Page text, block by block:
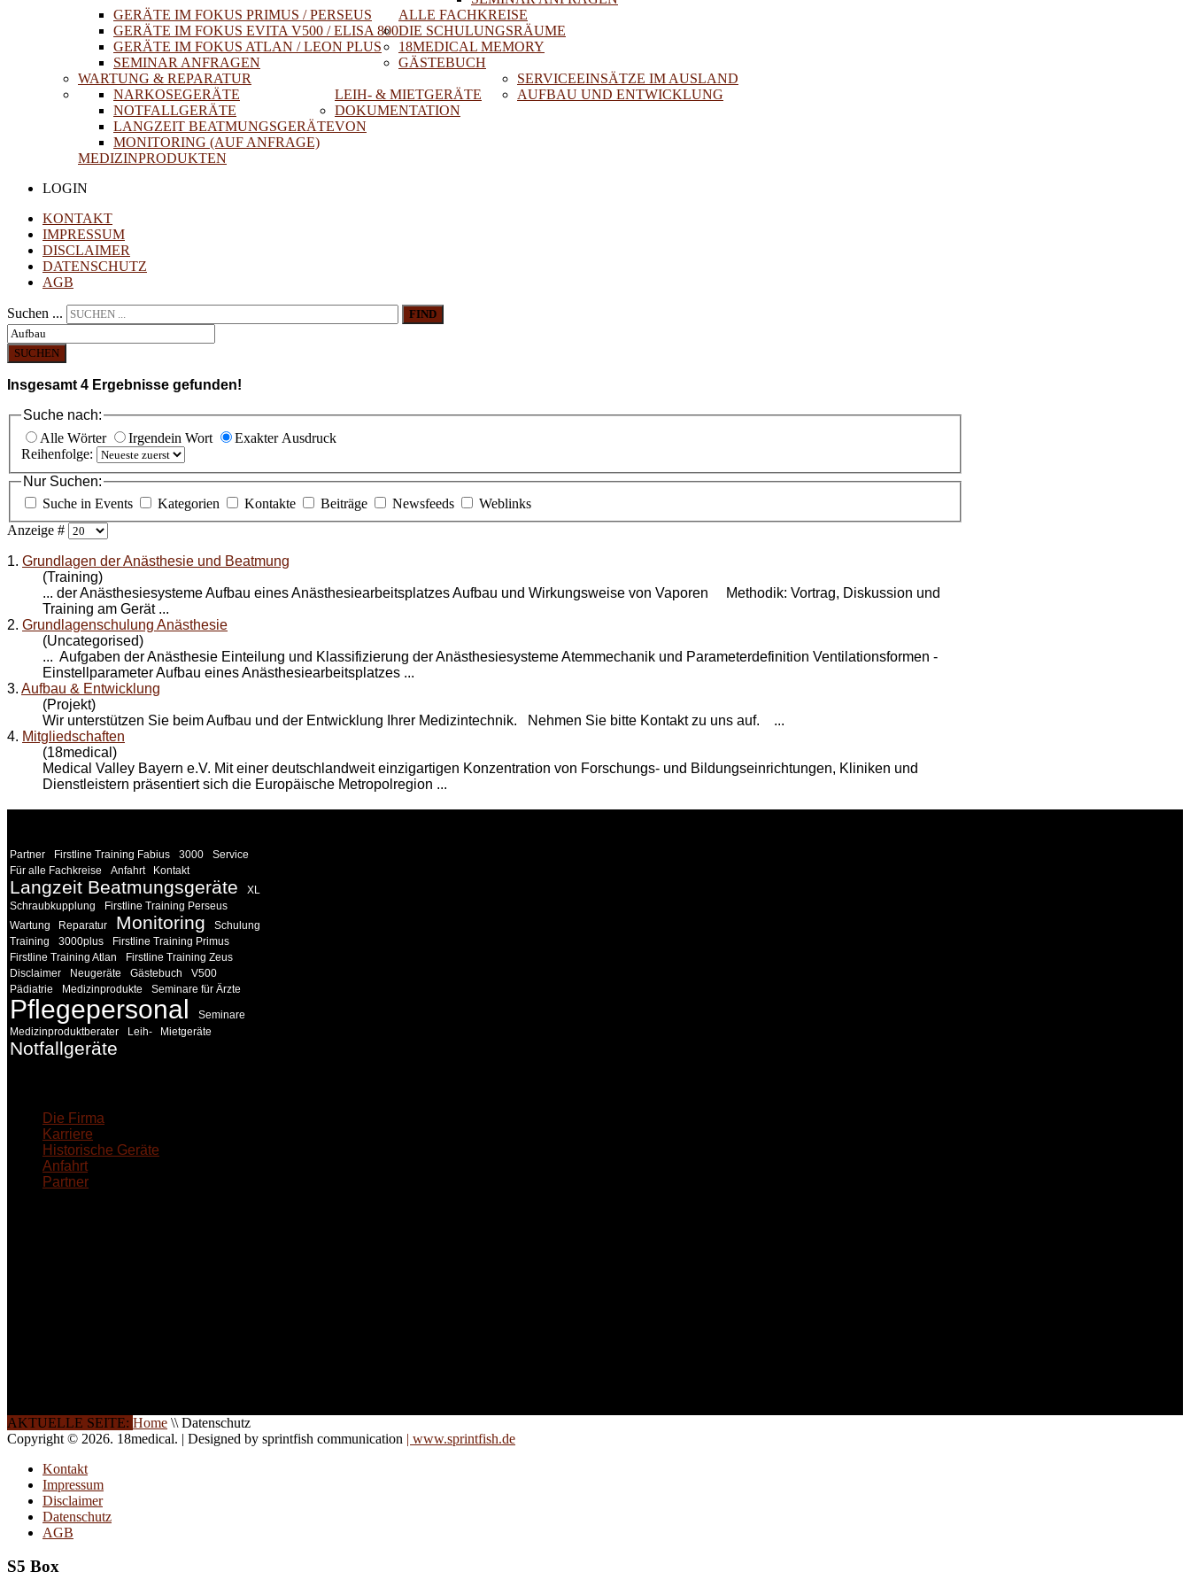
ALLE FACHKREISE
GERÄTE IM FOKUS PRIMUS / PERSEUS
GERÄTE IM FOKUS EVITA V500 / ELISA 800
GERÄTE IM FOKUS ATLAN / LEON PLUS
SEMINAR ANFRAGEN
DIE SCHULUNGSRÄUME
18MEDICAL MEMORY
GÄSTEBUCH
WARTUNG & REPARATUR
LEIH- & MIETGERÄTE
NARKOSEGERÄTE
NOTFALLGERÄTE
LANGZEIT BEATMUNGSGERÄTE
MONITORING (AUF ANFRAGE)
DOKUMENTATION
VON
MEDIZINPRODUKTEN
SERVICEEINSÄTZE IM AUSLAND
AUFBAU UND ENTWICKLUNG
LOGIN
KONTAKT
IMPRESSUM
DISCLAIMER
DATENSCHUTZ
AGB
Suchen ... FIND
SUCHEN
Insgesamt 4 Ergebnisse gefunden!
Suche nach:
Alle Wörter
Irgendein Wort
Exakter Ausdruck
Reihenfolge:
Nur Suchen:
Suche in Events
Kategorien Kontakte Beiträge Newsfeeds
Weblinks
Anzeige #
1. Grundlagen der Anästhesie und Beatmung
(Training)
... der AnästhesiesystemeAufbau eines Anästhesiearbeitsplatzes Aufbau und Wirkungsweise von Vaporen Methodik: Vortrag, Diskussion und
Training am Gerät ...
2. Grundlagenschulung Anästhesie
(Uncategorised)
... Aufgaben der Anästhesie Einteilung und Klassifizierung der Anästhesiesysteme Atemmechanik und Parameterdefinition Ventilationsformen -
EinstellparameterAufbau eines Anästhesiearbeitsplatzes ...
3. Aufbau & Entwicklung
(Projekt)
Wir unterstützen Sie beimAufbau und der Entwicklung Ihrer Medizintechnik. Nehmen Sie bitte Kontakt zu uns auf. ...
4. Mitgliedschaften
(18medical)
Medical Valley Bayern e.V. Mit einer deutschlandweit einzigartigen Konzentration von Forschungs- und Bildungseinrichtungen, Kliniken und
Dienstleistern präsentiert sich die Europäische Metropolregion ...
Partner Firstline Training Fabius 3000
Service
Für alle Fachkreise
Anfahrt Kontakt
Langzeit Beatmungsgeräte
XL
Schraubkupplung
Firstline Training Perseus
Wartung
Reparatur Monitoring
Schulung
Training
3000plus
Firstline Training Primus
Firstline Training Atlan
Firstline Training Zeus
Disclaimer
Neugeräte Gästebuch
V500
Pädiatrie
Medizinprodukte Seminare für Ärzte
Pflegepersonal
Seminare
Medizinproduktberater
Leih- Mietgeräte
Notfallgeräte
Die Firma
Karriere
Historische Geräte
Anfahrt
Partner
AKTUELLE SEITE: Home \\ Datenschutz
Copyright © 2026. 18medical. | Designed by sprintfish communication | www.sprintfish.de
Kontakt
Impressum
Disclaimer
Datenschutz
AGB
S5 Box